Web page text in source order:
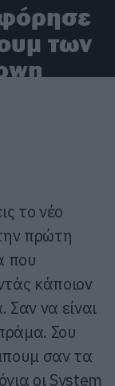
των
το νέο
πρώτη
που
κάποιον
Σαν να είναι
Σου
σαν τα
οι System